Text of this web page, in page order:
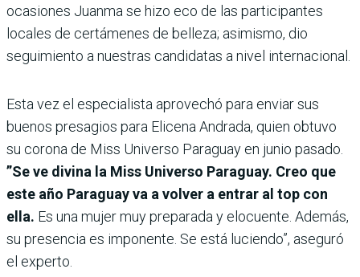
ocasiones Juanma se hizo eco de las participantes
locales de certámenes de belleza; asimismo, dio
seguimiento a nuestras candidatas a nivel internacional.
Esta vez el especialista aprovechó para enviar sus
buenos presagios para Elicena Andrada, quien obtuvo
su corona de Miss Universo Paraguay en junio pasado.
”Se ve divina la Miss Universo Paraguay. Creo que
este año Paraguay va a volver a entrar al top con
ella. Es una mujer muy preparada y elocuente. Además,
su presencia es imponente. Se está luciendo”, aseguró
el experto.